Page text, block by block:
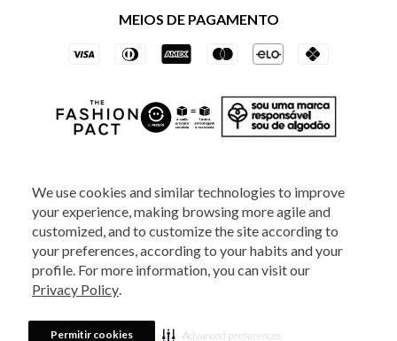
We use cookies and similar technologies to improve
your experience, making browsing more agile and
customized, and to customize the site according to
your preferences, according to your habits and your
profile. For more information, you can visit our
Privacy Policy.
Permitir cookies Advanced preferences
Trocas e Devoluções
Vai de Visa
Azul Fidelidade
MEIOS DE PAGAMENTO
2025 - Veste S.A Estilo. Todos os direitos reservados - A loja Estoque reserva-
se no direito de corrigir ou alterar informações como: preços, promoções e
880 5520.Horário de Atendimento:
Sábados das 8h às 14h, exceto feriados. Veste S.A Estilo. Rua Othão, 405, Vila